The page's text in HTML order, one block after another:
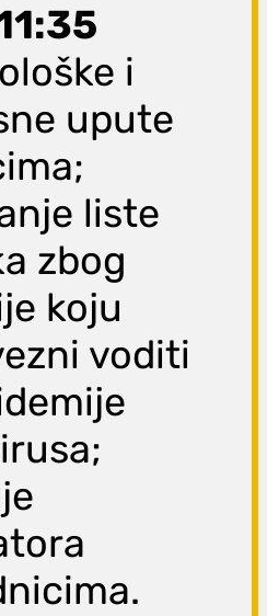
i
upute
liste
zbog
koju
voditi